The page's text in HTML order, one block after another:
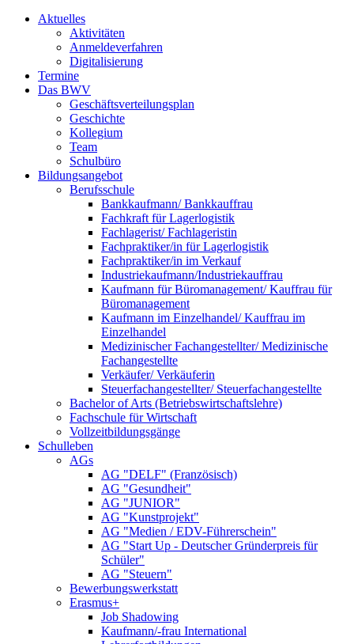
Aktuelles
Aktivitäten
Anmeldeverfahren
Digitalisierung
Termine
Das BWV
Geschäftsverteilungsplan
Geschichte
Kollegium
Team
Schulbüro
Bildungsangebot
Berufsschule
Bankkaufmann/ Bankkauffrau
Fachkraft für Lagerlogistik
Fachlagerist/ Fachlageristin
Fachpraktiker/in für Lagerlogistik
Fachpraktiker/in im Verkauf
Industriekaufmann/Industriekauffrau
Kaufmann für Büromanagement/ Kauffrau für
Büromanagement
Kaufmann im Einzelhandel/ Kauffrau im
Einzelhandel
Medizinischer Fachangestellter/ Medizinische
Fachangestellte
Verkäufer/ Verkäuferin
Steuerfachangestellter/ Steuerfachangestellte
Bachelor of Arts (Betriebswirtschaftslehre)
Fachschule für Wirtschaft
Vollzeitbildungsgänge
Schulleben
AGs
AG "DELF" (Französisch)
AG "Gesundheit"
AG "JUNIOR"
AG "Kunstprojekt"
AG "Medien / EDV-Führerschein"
AG "Start Up - Deutscher Gründerpreis für
Schüler"
AG "Steuern"
Bewerbungswerkstatt
Erasmus+
Job Shadowing
Kaufmann/-frau International